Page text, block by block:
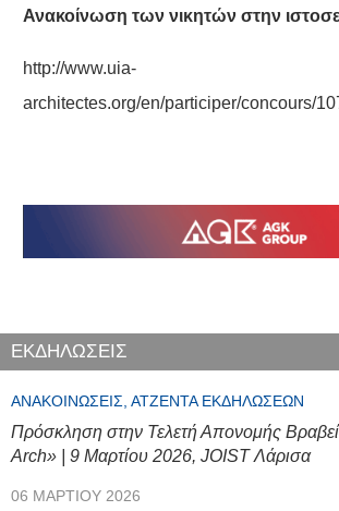
Ανακοίνωση των νικητών στην
http://www.uia-
architectes.org/en/participer/concours/
ΕΚΔΗΛΩΣΕΙΣ
ΑΝΑΚΟΙΝΏΣΕΙΣ, ΑΤΖΈΝΤΑ ΕΚΔΗΛΏΣΕΩΝ
Πρόσκληση στην Τελετή Απονομής
Arch» | 9 Μαρτίου 2026, JOIST Λάρισα
06 ΜΑΡΤΊΟΥ 2026